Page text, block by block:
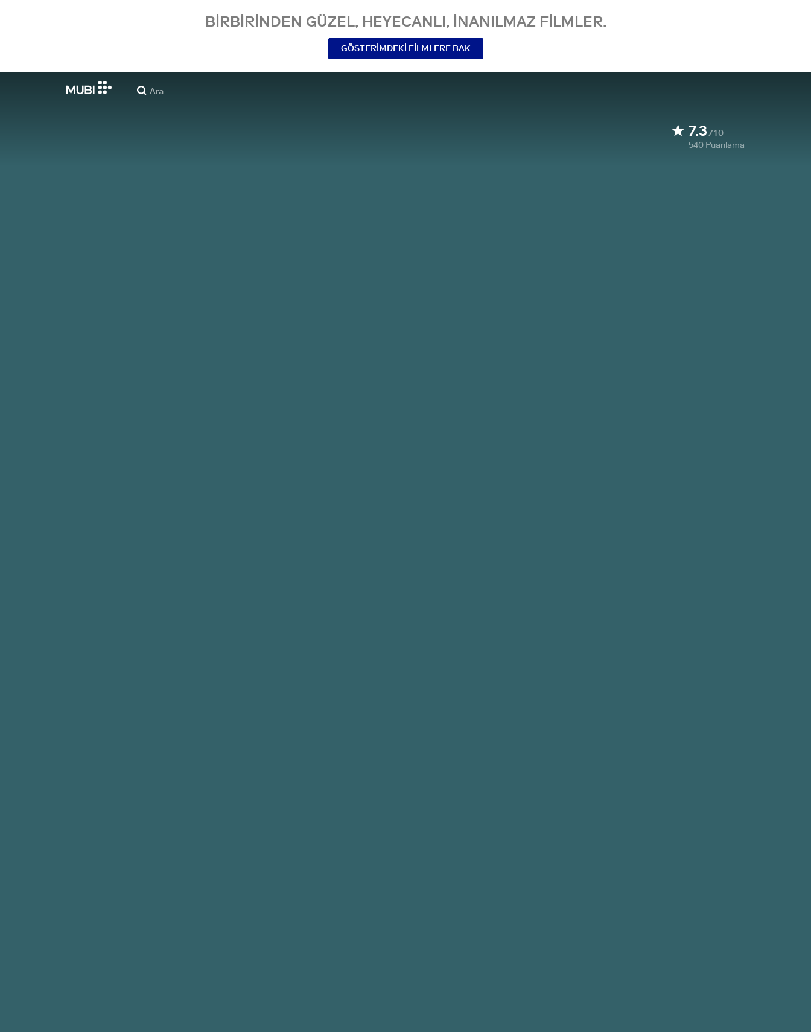
BIRBIRINDEN GÜZEL, HEYECANLI, INANILMAZ FILMLER.
GÖSTERIMDEKI FILMLERE BAK
7.3/10
540 Puanlama